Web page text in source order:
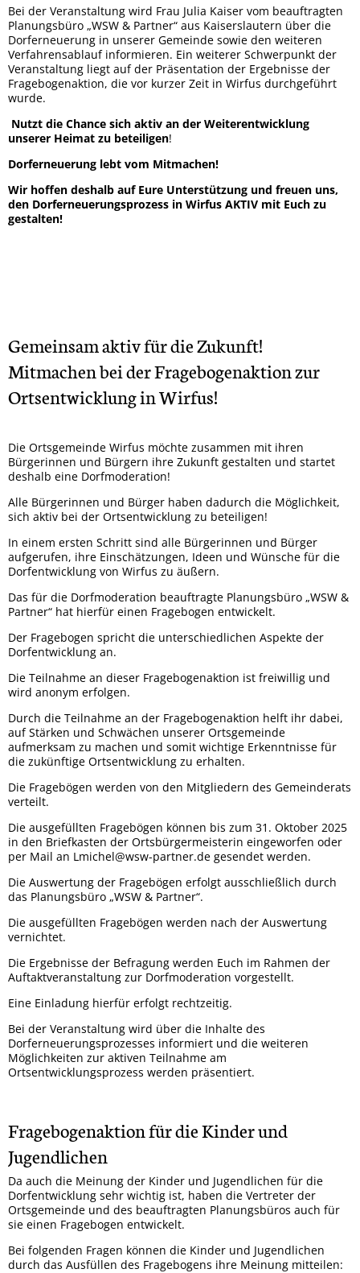
Bei der Veranstaltung wird Frau Julia Kaiser vom beauftragten
Planungsbüro „WSW & Partner“ aus Kaiserslautern über die
Dorferneuerung in unserer Gemeinde sowie den weiteren
Verfahrensablauf informieren. Ein weiterer Schwerpunkt der
Veranstaltung liegt auf der Präsentation der Ergebnisse der
Fragebogenaktion, die vor kurzer Zeit in Wirfus durchgeführt
wurde.
Nutzt die Chance sich aktiv an der Weiterentwicklung
unserer Heimat zu beteiligen!
Dorferneuerung lebt vom Mitmachen!
Wir hoffen deshalb auf Eure Unterstützung und freuen uns,
den Dorferneuerungsprozess in Wirfus AKTIV mit Euch zu
gestalten!
Gemeinsam aktiv für die Zukunft!
Mitmachen bei der Fragebogenaktion zur
Ortsentwicklung in Wirfus!
Die Ortsgemeinde Wirfus möchte zusammen mit ihren
Bürgerinnen und Bürgern ihre Zukunft gestalten und startet
deshalb eine Dorfmoderation!
Alle Bürgerinnen und Bürger haben dadurch die Möglichkeit,
sich aktiv bei der Ortsentwicklung zu beteiligen!
In einem ersten Schritt sind alle Bürgerinnen und Bürger
aufgerufen, ihre Einschätzungen, Ideen und Wünsche für die
Dorfentwicklung von Wirfus zu äußern.
Das für die Dorfmoderation beauftragte Planungsbüro „WSW &
Partner“ hat hierfür einen Fragebogen entwickelt.
Der Fragebogen spricht die unterschiedlichen Aspekte der
Dorfentwicklung an.
Die Teilnahme an dieser Fragebogenaktion ist freiwillig und
wird anonym erfolgen.
Durch die Teilnahme an der Fragebogenaktion helft ihr dabei,
auf Stärken und Schwächen unserer Ortsgemeinde
aufmerksam zu machen und somit wichtige Erkenntnisse für
die zukünftige Ortsentwicklung zu erhalten.
Die Fragebögen werden von den Mitgliedern des Gemeinderats
verteilt.
Die ausgefüllten Fragebögen können bis zum 31. Oktober 2025
in den Briefkasten der Ortsbürgermeisterin eingeworfen oder
per Mail an Lmichel@wsw-partner.de gesendet werden.
Die Auswertung der Fragebögen erfolgt ausschließlich durch
das Planungsbüro „WSW & Partner“.
Die ausgefüllten Fragebögen werden nach der Auswertung
vernichtet.
Die Ergebnisse der Befragung werden Euch im Rahmen der
Auftaktveranstaltung zur Dorfmoderation vorgestellt.
Eine Einladung hierfür erfolgt rechtzeitig.
Bei der Veranstaltung wird über die Inhalte des
Dorferneuerungsprozesses informiert und die weiteren
Möglichkeiten zur aktiven Teilnahme am
Ortsentwicklungsprozess werden präsentiert.
Fragebogenaktion für die Kinder und
Jugendlichen
Da auch die Meinung der Kinder und Jugendlichen für die
Dorfentwicklung sehr wichtig ist, haben die Vertreter der
Ortsgemeinde und des beauftragten Planungsbüros auch für
sie einen Fragebogen entwickelt.
Bei folgenden Fragen können die Kinder und Jugendlichen
durch das Ausfüllen des Fragebogens ihre Meinung mitteilen: